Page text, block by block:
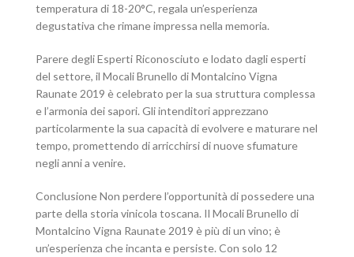
temperatura di 18-20°C, regala un’esperienza
degustativa che rimane impressa nella memoria.
Parere degli Esperti Riconosciuto e lodato dagli esperti
del settore, il Mocali Brunello di Montalcino Vigna
Raunate 2019 è celebrato per la sua struttura complessa
e l’armonia dei sapori. Gli intenditori apprezzano
particolarmente la sua capacità di evolvere e maturare nel
tempo, promettendo di arricchirsi di nuove sfumature
negli anni a venire.
Conclusione Non perdere l’opportunità di possedere una
parte della storia vinicola toscana. Il Mocali Brunello di
Montalcino Vigna Raunate 2019 è più di un vino; è
un’esperienza che incanta e persiste. Con solo 12